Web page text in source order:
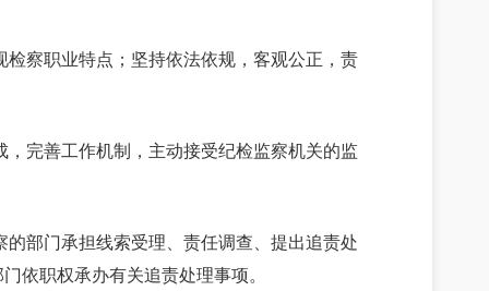
察职业特点；坚持依法依规，客观公正，责
完善工作机制，主动接受纪检监察机关的监
部门承担线索受理、责任调查、提出追责处
依职权承办有关追责处理事项。